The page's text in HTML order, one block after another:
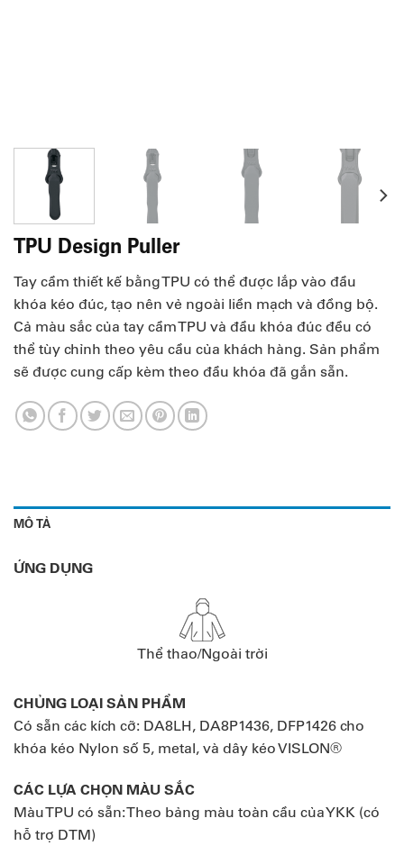
TPU Design Puller
Tay cầm thiết kế bằng TPU có thể được lắp vào đầu
khóa kéo đúc, tạo nên vẻ ngoài liền mạch và đồng bộ.
Cả màu sắc của tay cầm TPU và đầu khóa đúc đều có
thể tùy chỉnh theo yêu cầu của khách hàng. Sản phẩm
sẽ được cung cấp kèm theo đầu khóa đã gắn sẵn.
MÔ TẢ
ỨNG DỤNG
Thể thao/Ngoài trời
CHỦNG LOẠI SẢN PHẨM
Có sẵn các kích cỡ: DA8LH, DA8P1436, DFP1426 cho
khóa kéo Nylon số 5, metal, và dây kéo VISLON®
CÁC LỰA CHỌN MÀU SẮC
Màu TPU có sẵn: Theo bảng màu toàn cầu của YKK (có
hỗ trợ DTM)